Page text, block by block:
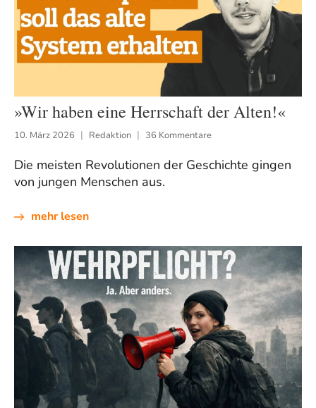
»Wir haben eine Herrschaft der Alten!«
10. März 2026 Redaktion 36 Kommentare
Die meisten Revolutionen der Geschichte gingen
von jungen Menschen aus.
mehr lesen